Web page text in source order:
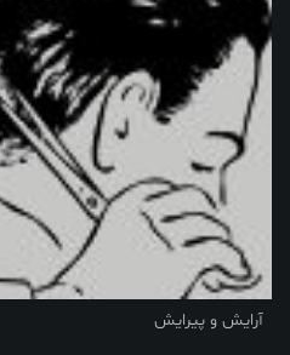
آرایش و پیرایش